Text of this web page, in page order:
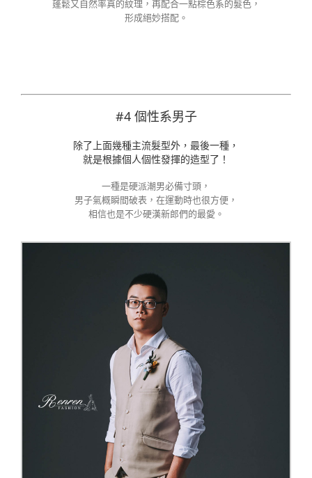
蓬鬆又自然率真的紋理，再配合一點棕色系的髮色，
形成絕妙搭配。
#4 個性系男子
除了上面幾種主流髮型外，最後一種，
就是根據個人個性發揮的造型了！
一種是硬派潮男必備寸頭，
男子氣概瞬間破表，在運動時也很方便，
相信也是不少硬漢新郎們的最愛。